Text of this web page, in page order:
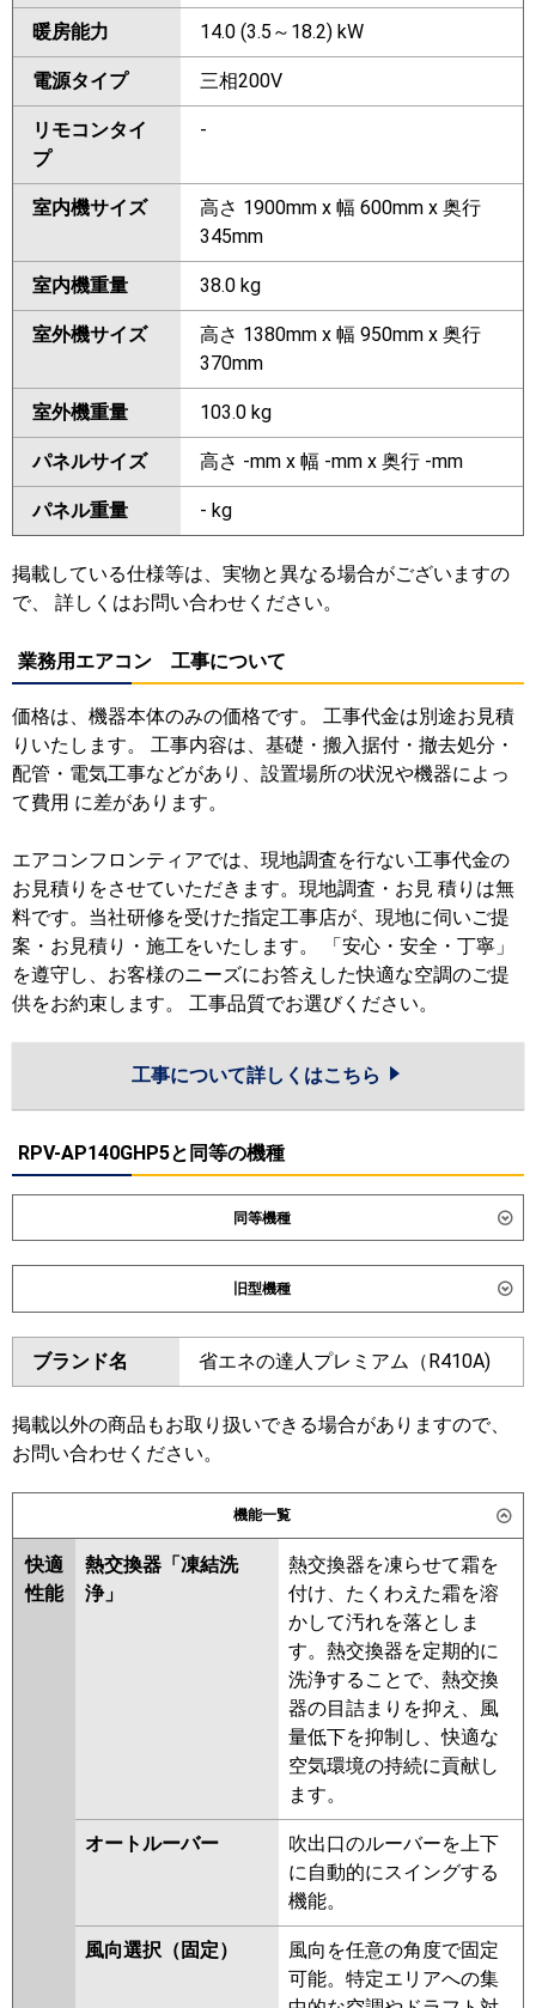
暖房能力 14.0 (3.5～18.2) kW
電源タイプ 三相200V
リモコンタイ
プ
-
室内機サイズ
高さ 1900mm x 幅 600mm x 奥行
345mm
室内機重量 38.0 kg
室外機サイズ
高さ 1380mm x 幅 950mm x 奥行
370mm
室外機重量 103.0 kg
パネルサイズ 高さ -mm x 幅 -mm x 奥行 -mm
パネル重量 - kg
掲載している仕様等は、実物と異なる場合がございますの
で、 詳しくはお問い合わせください。
業務用エアコン 工事について
価格は、機器本体のみの価格です。 工事代金は別途お見積
りいたします。 工事内容は、基礎・搬入据付・撤去処分・
配管・電気工事などがあり、設置場所の状況や機器によっ
て費用 に差があります。
エアコンフロンティアでは、現地調査を行ない工事代金の
お見積りをさせていただきます。現地調査・お見 積りは無
料です。当社研修を受けた指定工事店が、現地に伺いご提
案・お見積り・施工をいたします。 「安心・安全・丁寧」
を遵守し、お客様のニーズにお答えした快適な空調のご提
供をお約束します。 工事品質でお選びください。
工事について詳しくはこちら
RPV-AP140GHP5と同等の機種
同等機種
ダイキン
東芝
三菱電機
日立
三菱重工
旧型機種
ダイキン
東芝
三菱電機
パナソニック
ブランド名 省エネの達人プレミアム（R410A)
掲載以外の商品もお取り扱いできる場合がありますので、
お問い合わせください。
機能一覧
快適
性能
熱交換器「凍結洗
浄」
熱交換器を凍らせて霜を
付け、たくわえた霜を溶
かして汚れを落としま
す。熱交換器を定期的に
洗浄することで、熱交換
器の目詰まりを抑え、風
量低下を抑制し、快適な
空気環境の持続に貢献し
ます。
オートルーバー
吹出口のルーバーを上下
に自動的にスイングする
機能。
風向選択（固定）
風向を任意の角度で固定
可能。特定エリアへの集